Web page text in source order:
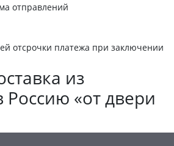
отправлений
отсрочки платежа при заключении
из
Россию «от двери